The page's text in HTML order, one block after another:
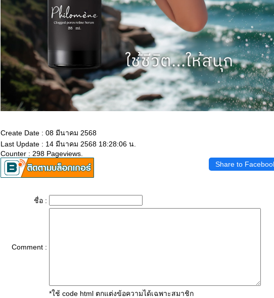
Create Date : 08 มีนาคม 2568
Last Update : 14 มีนาคม 2568 18:28:06 น.
Counter : 298 Pageviews.
Share to
ชื่อ :
Comment :
*ใช้ code html ตกแต่งข้อความได้เฉพาะสมาชิก